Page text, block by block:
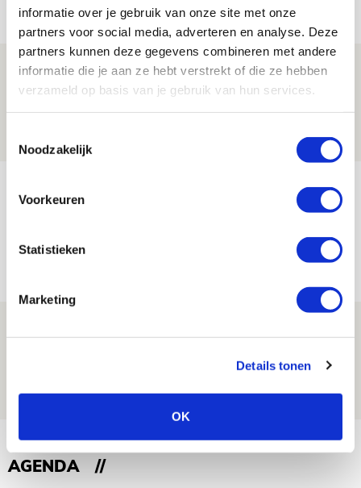
informatie over je gebruik van onze site met onze
partners voor social media, adverteren en analyse. Deze
partners kunnen deze gegevens combineren met andere
informatie die je aan ze hebt verstrekt of die ze hebben
verzameld op basis van je gebruik van hun services.
Noodzakelijk
Voorkeuren
Statistieken
Marketing
Details tonen
OK
Net binnen //
Brandt: ‘Ajax en Cruijff bleven door
mijn hoofd spoken’
spreekt over Godts, Baas en
FOTOVERSLAG
AGENDA